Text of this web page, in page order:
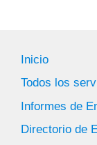
Inicio
Todos los
Informes de
Directorio de